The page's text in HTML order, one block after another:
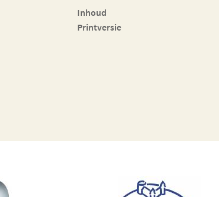
Inhoud
Printversie